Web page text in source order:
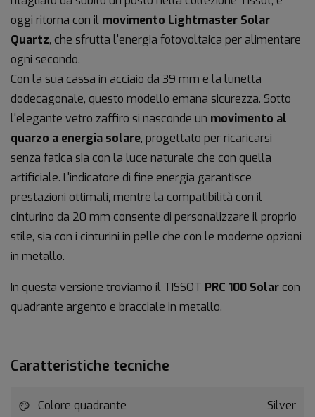
oggi ritorna con il movimento Lightmaster Solar
Quartz, che sfrutta l'energia fotovoltaica per alimentare
ogni secondo.
Con la sua cassa in acciaio da 39 mm e la lunetta
dodecagonale, questo modello emana sicurezza. Sotto
l'elegante vetro zaffiro si nasconde un movimento al
quarzo a energia solare, progettato per ricaricarsi
senza fatica sia con la luce naturale che con quella
artificiale. L'indicatore di fine energia garantisce
prestazioni ottimali, mentre la compatibilità con il
cinturino da 20 mm consente di personalizzare il proprio
stile, sia con i cinturini in pelle che con le moderne opzioni
in metallo.
In questa versione troviamo il TISSOT PRC 100 Solarcon
quadrante argento e bracciale in metallo.
Caratteristiche tecniche
Colore quadrante Silver